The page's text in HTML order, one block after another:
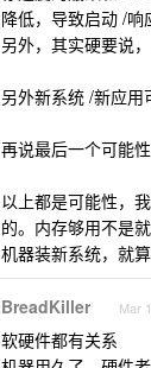
降低，导致启动 /响
另外，其实硬要说
另外新系统 /新应用
再说最后一个可能
以上都是可能性，
的。内存够用不是
机器装新系统，就
BreadKiller Mar
软硬件都有关系